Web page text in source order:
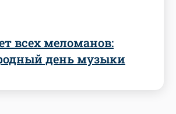
всех меломанов:
день музыки